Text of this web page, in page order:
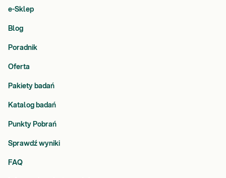
e-Sklep
Blog
Poradnik
Oferta
Pakiety badań
Katalog badań
Punkty Pobrań
Sprawdź wyniki
FAQ